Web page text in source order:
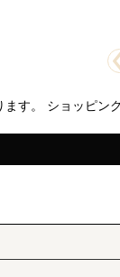
。 ショッピン